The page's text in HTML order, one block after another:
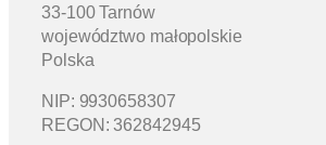
33-100 Tarnów
województwo małopolskie
Polska
NIP: 9930658307
REGON: 362842945